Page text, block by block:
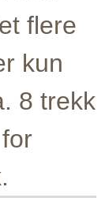
flere
kun
8 trekk